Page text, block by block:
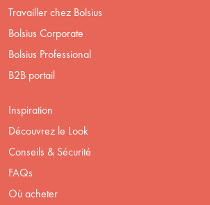
Travailler chez Bolsius
Bolsius Corporate
Bolsius Professional
B2B portail
Inspiration
Découvrez le Look
Conseils & Sécurité
FAQs
Où acheter